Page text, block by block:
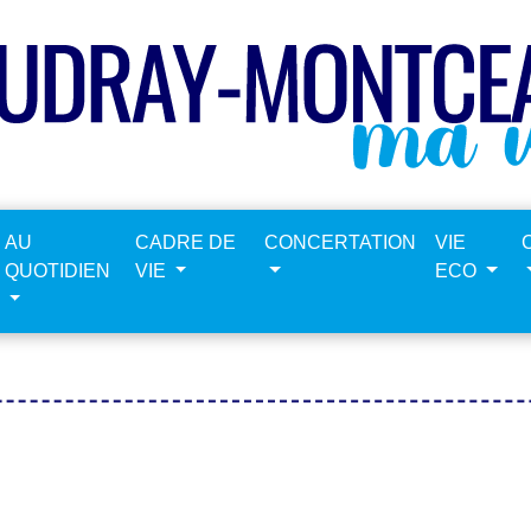
AU
QUOTIDIEN
CADRE DE
VIE
CONCERTATION
VIE
ECO